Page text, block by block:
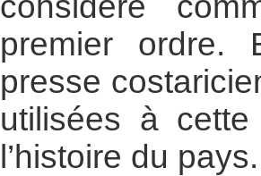
premier
presse
utilisées à
l’histoire du pays.